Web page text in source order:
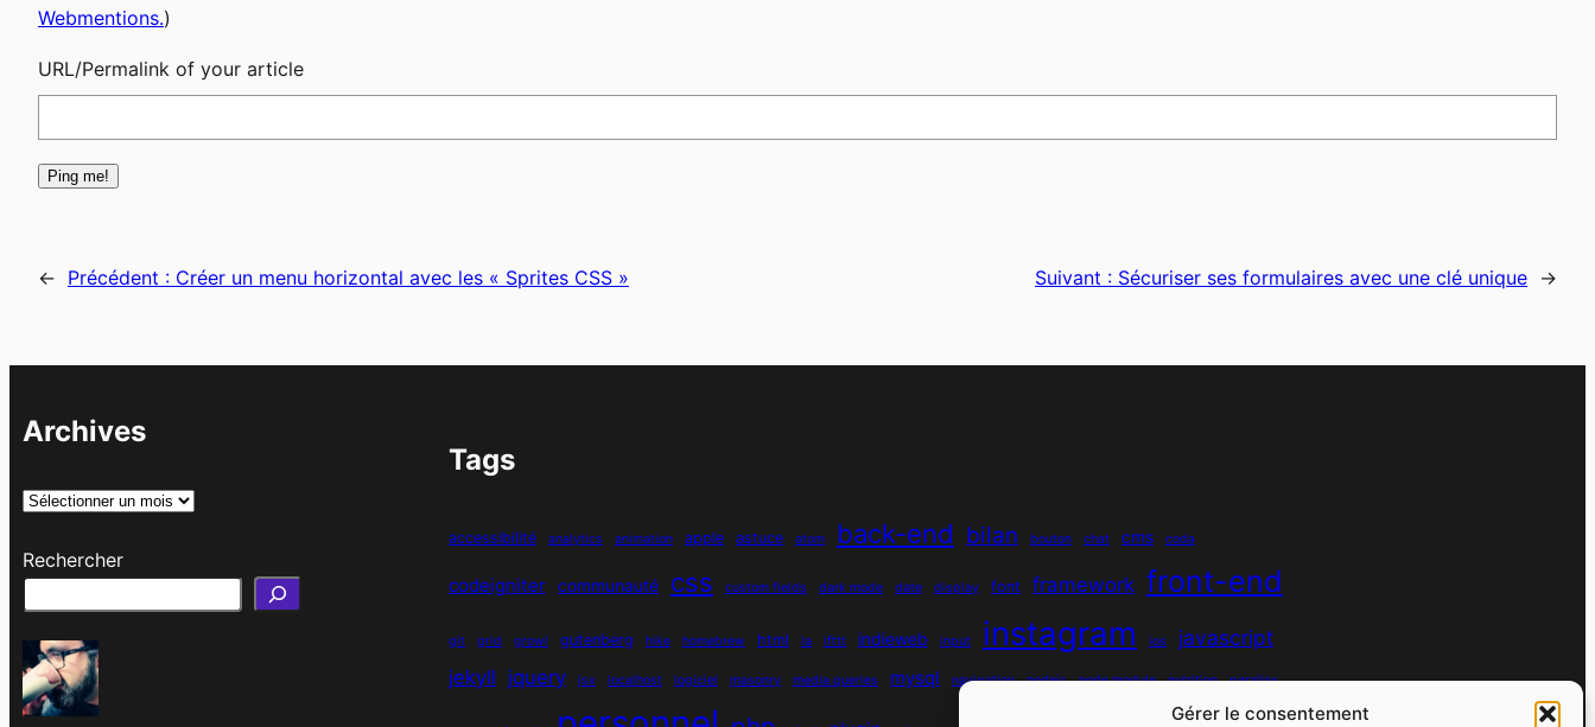
Gérer le consentement
Webmentions.)
URL/Permalink of your article
← Précédent : Créer un menu horizontal avec les « Sprites CSS » Suivant : Sécuriser ses formulaires avec une clé unique →
Archives
A
c
e
s
Rechercher
Tags
accessibilité analytics animation apple astuce atom back-end bilan bouton chat cms coda
codeigniter communauté css custom fields dark mode date display font framework front-end
git grid growl gutenberg hike homebrew html ia ifttt indieweb input instagram ios javascript
jekyll jquery jsx localhost logiciel masonry media queries mysql navigation nodejs node module nutrition parallax